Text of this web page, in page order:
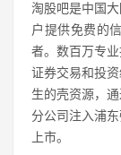
淘股吧是中国
户提供免费的
者。数百万专
证券交易和投
生的壳资源，
分公司注入浦
上市。